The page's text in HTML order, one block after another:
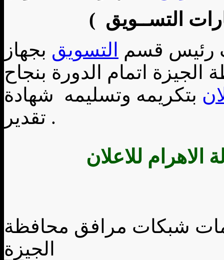
رئيس قسم التسويق بجهاز
اتمام الدورة بنجاح
بتكريمه وتسليمه شهادة
تقدير .
للاعلان
شبكات مرافق محافظة
الجيزة